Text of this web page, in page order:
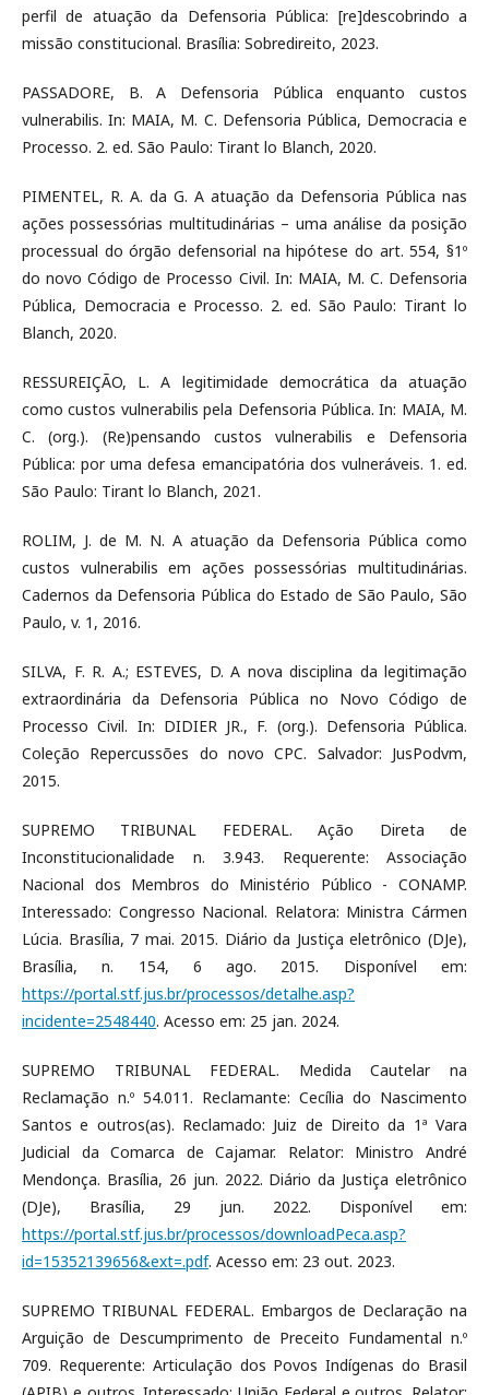
perfil de atuação da Defensoria Pública: [re]descobrindo a
missão constitucional. Brasília: Sobredireito, 2023.
PASSADORE, B. A Defensoria Pública enquanto custos
vulnerabilis. In: MAIA, M. C. Defensoria Pública, Democracia e
Processo. 2. ed. São Paulo: Tirant lo Blanch, 2020.
PIMENTEL, R. A. da G. A atuação da Defensoria Pública nas
ações possessórias multitudinárias – uma análise da posição
processual do órgão defensorial na hipótese do art. 554, §1º
do novo Código de Processo Civil. In: MAIA, M. C. Defensoria
Pública, Democracia e Processo. 2. ed. São Paulo: Tirant lo
Blanch, 2020.
RESSUREIÇÃO, L. A legitimidade democrática da atuação
como custos vulnerabilis pela Defensoria Pública. In: MAIA, M.
C. (org.). (Re)pensando custos vulnerabilis e Defensoria
Pública: por uma defesa emancipatória dos vulneráveis. 1. ed.
São Paulo: Tirant lo Blanch, 2021.
ROLIM, J. de M. N. A atuação da Defensoria Pública como
custos vulnerabilis em ações possessórias multitudinárias.
Cadernos da Defensoria Pública do Estado de São Paulo, São
Paulo, v. 1, 2016.
SILVA, F. R. A.; ESTEVES, D. A nova disciplina da legitimação
extraordinária da Defensoria Pública no Novo Código de
Processo Civil. In: DIDIER JR., F. (org.). Defensoria Pública.
Coleção Repercussões do novo CPC. Salvador: JusPodvm,
2015.
SUPREMO TRIBUNAL FEDERAL. Ação Direta de
Inconstitucionalidade n. 3.943. Requerente: Associação
Nacional dos Membros do Ministério Público - CONAMP.
Interessado: Congresso Nacional. Relatora: Ministra Cármen
Lúcia. Brasília, 7 mai. 2015. Diário da Justiça eletrônico (DJe),
Brasília, n. 154, 6 ago. 2015. Disponível em:
https://portal.stf.jus.br/processos/detalhe.asp?
incidente=2548440. Acesso em: 25 jan. 2024.
SUPREMO TRIBUNAL FEDERAL. Medida Cautelar na
Reclamação n.º 54.011. Reclamante: Cecília do Nascimento
Santos e outros(as). Reclamado: Juiz de Direito da 1ª Vara
Judicial da Comarca de Cajamar. Relator: Ministro André
Mendonça. Brasília, 26 jun. 2022. Diário da Justiça eletrônico
(DJe), Brasília, 29 jun. 2022. Disponível em:
https://portal.stf.jus.br/processos/downloadPeca.asp?
id=15352139656&ext=.pdf. Acesso em: 23 out. 2023.
SUPREMO TRIBUNAL FEDERAL. Embargos de Declaração na
Arguição de Descumprimento de Preceito Fundamental n.º
709. Requerente: Articulação dos Povos Indígenas do Brasil